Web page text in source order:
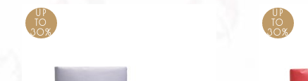
UP
TO
30%
UP
TO
30%